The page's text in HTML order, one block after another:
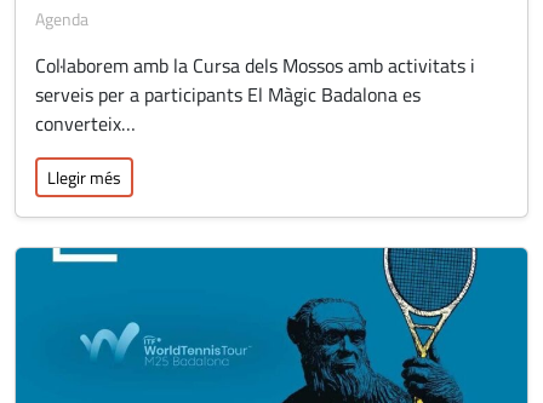
Agenda
Col·laborem amb la Cursa dels Mossos amb activitats i
serveis per a participants El Màgic Badalona es
converteix…
Llegir més